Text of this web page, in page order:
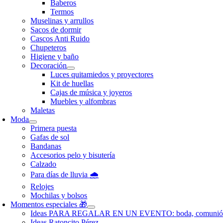
Baberos
Termos
Muselinas y arrullos
Sacos de dormir
Cascos Anti Ruido
Chupeteros
Higiene y baño
Decoración
Luces quitamiedos y proyectores
Kit de huellas
Cajas de música y joyeros
Muebles y alfombras
Maletas
Moda
Primera puesta
Gafas de sol
Bandanas
Accesorios pelo y bisutería
Calzado
Para días de lluvia 🌧️
Relojes
Mochilas y bolsos
Momentos especiales 🎁
Ideas PARA REGALAR EN UN EVENTO: boda,